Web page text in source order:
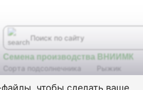
Семена производства ВНИИМК
Сорта подсолнечника
Рыжик
чтобы сделать ваше